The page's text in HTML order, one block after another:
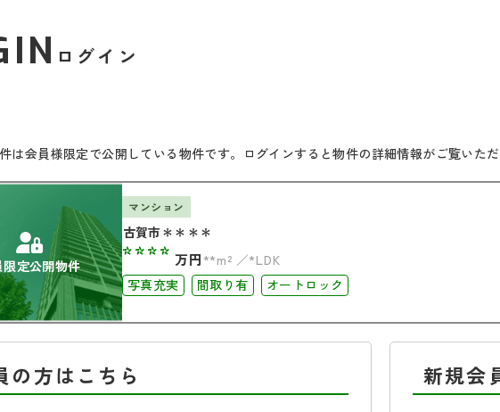
ログイン
は会員様限定で公開している物件です。ログインすると物件の詳細情報がご覧いただ
限定公開物件
マンション
古賀市＊＊＊＊
**** 万円 **m²
*LDK
写真充実
間取り有 オートロック
の方はこちら 新規会